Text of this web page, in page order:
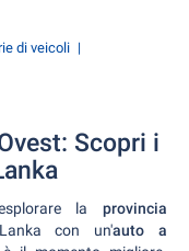
di veicoli
Scopri i
la provincia
con un'auto a